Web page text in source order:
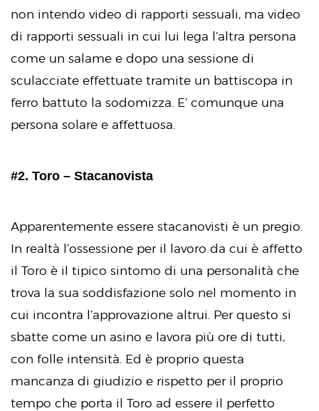
non intendo video di rapporti sessuali, ma video
di rapporti sessuali in cui lui lega l’altra persona
come un salame e dopo una sessione di
sculacciate effettuate tramite un battiscopa in
ferro battuto la sodomizza. E’ comunque una
persona solare e affettuosa.
#2. Toro – Stacanovista
Apparentemente essere stacanovisti è un pregio.
In realtà l’ossessione per il lavoro da cui è affetto
il Toro è il tipico sintomo di una personalità che
trova la sua soddisfazione solo nel momento in
cui incontra l’approvazione altrui. Per questo si
sbatte come un asino e lavora più ore di tutti,
con folle intensità. Ed è proprio questa
mancanza di giudizio e rispetto per il proprio
tempo che porta il Toro ad essere il perfetto